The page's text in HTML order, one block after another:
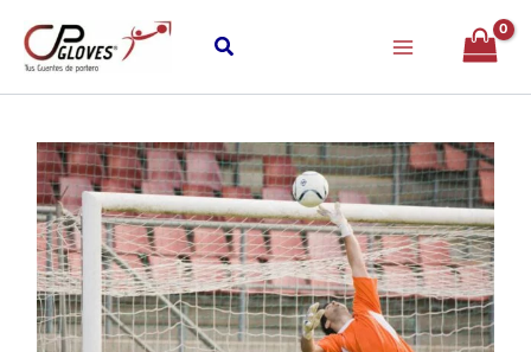
contenido